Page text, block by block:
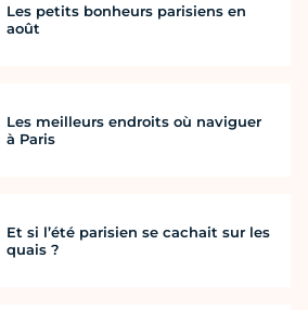
Les petits bonheurs parisiens en
août
Les meilleurs endroits où naviguer
à Paris
Et si l’été parisien se cachait sur les
quais ?